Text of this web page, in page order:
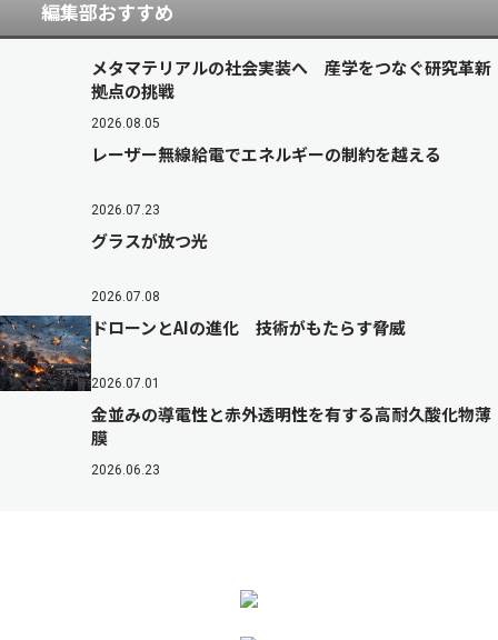
編集部おすすめ
メタマテリアルの社会実装へ 産学をつなぐ研究革新
拠点の挑戦
2026.08.05
レーザー無線給電でエネルギーの制約を越える
2026.07.23
グラスが放つ光
2026.07.08
ドローンとAIの進化 技術がもたらす脅威
2026.07.01
金並みの導電性と赤外透明性を有する高耐久酸化物薄
膜
2026.06.23